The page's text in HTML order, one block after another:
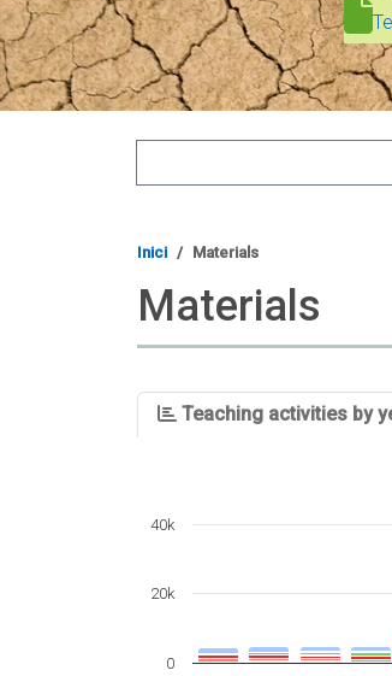
Inici Materials
Materials
Teaching activities by
0
20k
40k